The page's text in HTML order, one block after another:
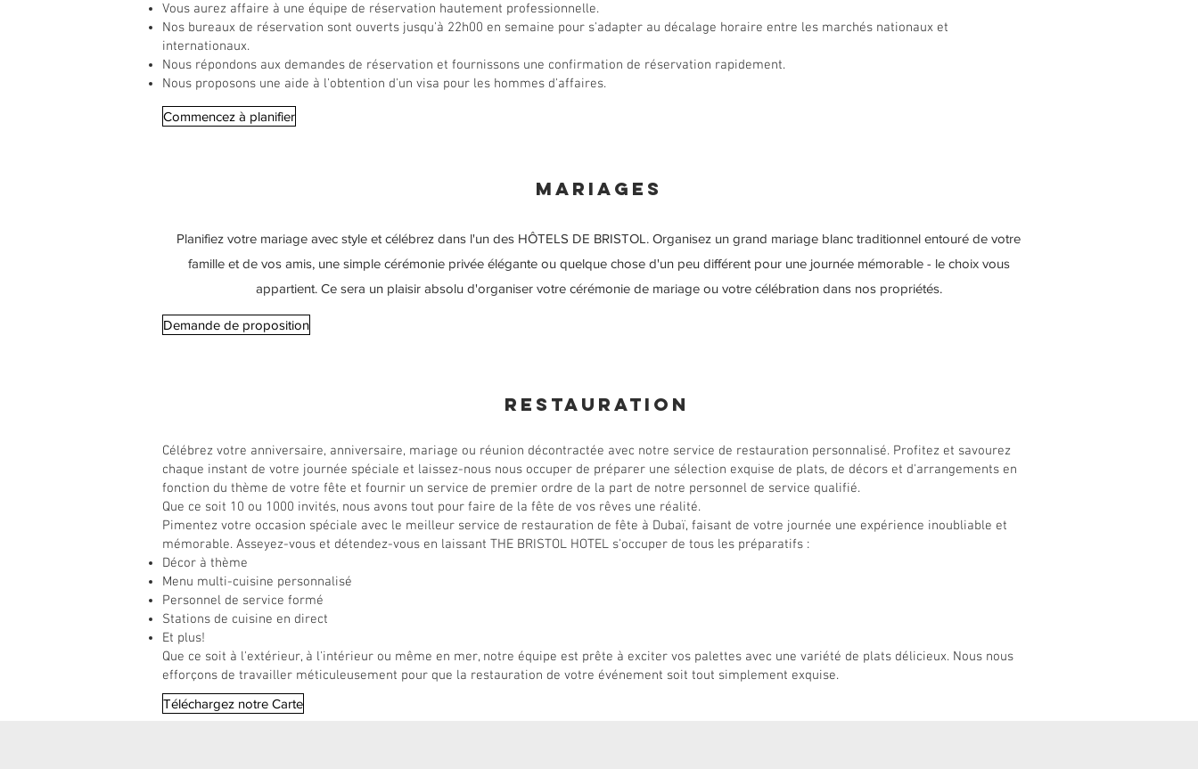
Vous aurez affaire à une équipe de réservation hautement professionnelle.
Nos bureaux de réservation sont ouverts jusqu'à 22h00 en semaine pour s'adapter au décalage horaire entre les marchés nationaux et
internationaux.
Nous répondons aux demandes de réservation et fournissons une confirmation de réservation rapidement.
Nous proposons une aide à l'obtention d'un visa pour les hommes d'affaires.
Commencez à planifier
Mariages
Planifiez votre mariage avec style et célébrez dans l'un des HÔTELS DE BRISTOL. Organisez un grand mariage blanc traditionnel entouré de votre
famille et de vos amis, une simple cérémonie privée élégante ou quelque chose d'un peu différent pour une journée mémorable - le choix vous
appartient. Ce sera un plaisir absolu d'organiser votre cérémonie de mariage ou votre célébration dans nos propriétés.
Demande de proposition
Restauration
Célébrez votre anniversaire, anniversaire, mariage ou réunion décontractée avec notre service de restauration personnalisé. Profitez et savourez
chaque instant de votre journée spéciale et laissez-nous nous occuper de préparer une sélection exquise de plats, de décors et d'arrangements en
fonction du thème de votre fête et fournir un service de premier ordre de la part de notre personnel de service qualifié.
Que ce soit 10 ou 1000 invités, nous avons tout pour faire de la fête de vos rêves une réalité.
Pimentez votre occasion spéciale avec le meilleur service de restauration de fête à Dubaï, faisant de votre journée une expérience inoubliable et
mémorable. Asseyez-vous et détendez-vous en laissant THE BRISTOL HOTEL s'occuper de tous les préparatifs :
Décor à thème
Menu multi-cuisine personnalisé
Personnel de service formé
Stations de cuisine en direct
Et plus!
Que ce soit à l'extérieur, à l'intérieur ou même en mer, notre équipe est prête à exciter vos palettes avec une variété de plats délicieux. Nous nous
efforçons de travailler méticuleusement pour que la restauration de votre événement soit tout simplement exquise.
Téléchargez notre Carte